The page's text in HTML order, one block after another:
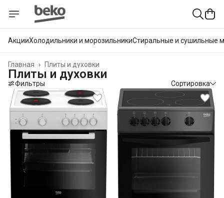
АкцииХолодильники и морозильникиСтиральные и сушильные
Плиты и духовки
Главная ›
Плиты и духовки
Фильтры Сортировка